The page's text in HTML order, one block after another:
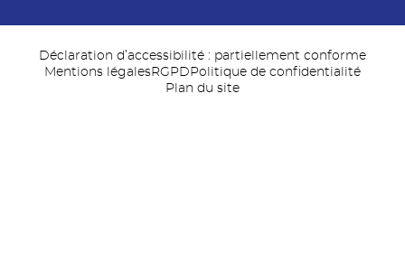
Déclaration d’accessibilité : partiellement conforme
Mentions légalesRGPD Politique de confidentialité
Plan du site